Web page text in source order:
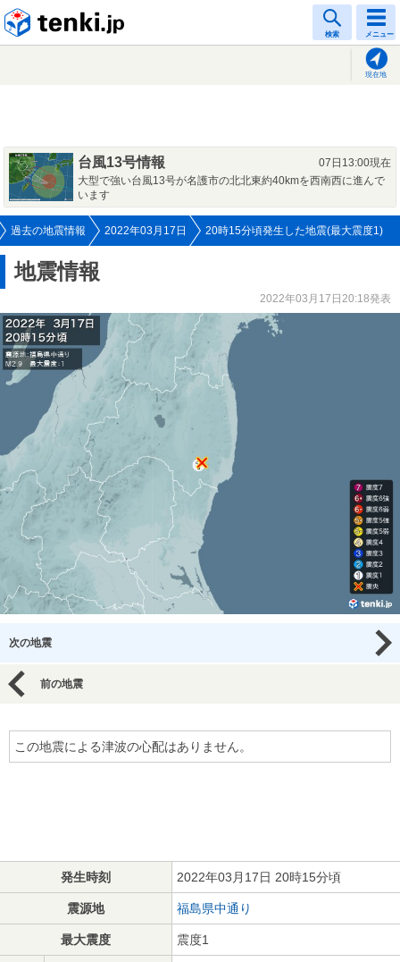
検索 メニュー
現在地
台風13号情報
07日13:00現在
大型で強い台風13号が名護市の北北東約40kmを西南西に進んで
います
過去の地震情報 2022年03月17日 20時15分頃発生した地震(最大震度1)
地震情報
2022年03月17日20:18発表
次の地震
前の地震
この地震による津波の心配はありません。
発生時刻 2022年03月17日 20時15分頃
震源地 福島県中通り
最大震度 震度1